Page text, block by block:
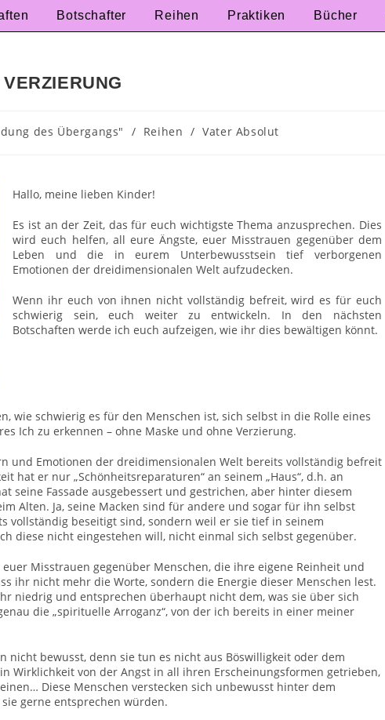
Botschafter Reihen Praktiken Bücher
des Übergangs" / Reihen / Vater Absolut
Hallo, meine lieben Kinder!
Es ist an der Zeit, das für euch wichtigste Thema anzusprechen. Dies
wird euch helfen, all eure Ängste, euer Misstrauen gegenüber dem
Leben und die in eurem Unterbewusstsein tief verborgenen
Emotionen der dreidimensionalen Welt aufzudecken.
Wenn ihr euch von ihnen nicht vollständig befreit, wird es für euch
schwierig sein, euch weiter zu entwickeln. In den nächsten
Botschaften werde ich euch aufzeigen, wie ihr dies bewältigen könnt.
wie schwierig es für den Menschen ist, sich selbst in die Rolle eines
Ich zu erkennen – ohne Maske und ohne Verzierung.
und Emotionen der dreidimensionalen Welt bereits vollständig befreit
hat er nur „Schönheitsreparaturen“ an seinem „Haus“, d.h. an
seine Fassade ausgebessert und gestrichen, aber hinter diesem
Alten. Ja, seine Macken sind für andere und sogar für ihn selbst
vollständig beseitigt sind, sondern weil er sie tief in seinem
diese nicht eingestehen will, nicht einmal sich selbst gegenüber.
Misstrauen gegenüber Menschen, die ihre eigene Reinheit und
ihr nicht mehr die Worte, sondern die Energie dieser Menschen lest.
niedrig und entsprechen überhaupt nicht dem, was sie über sich
die „spirituelle Arroganz“, von der ich bereits in einer meiner
nicht bewusst, denn sie tun es nicht aus Böswilligkeit oder dem
Wirklichkeit von der Angst in all ihren Erscheinungsformen getrieben,
Diese Menschen verstecken sich unbewusst hinter dem
gerne entsprechen würden.